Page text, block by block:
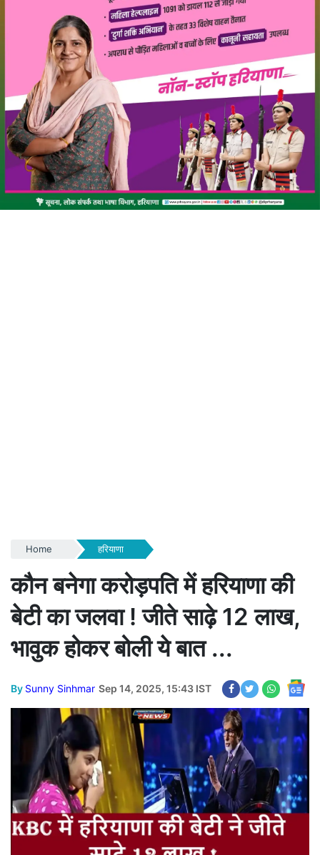
Home हरियाणा
कौन बनेगा करोड़पति में हरियाणा की
बेटी का जलवा ! जीते साढ़े 12 लाख,
भावुक होकर बोली ये बात ...
By Sunny Sinhmar Sep 14, 2025, 15:43 IST